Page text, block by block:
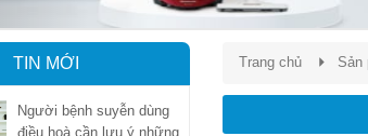
Trang chủ Sản
TIN MỚI
Người bệnh suyễn dùng
điều hoà cần lưu ý những